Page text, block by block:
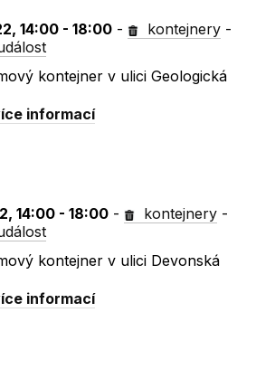
14:00 - 18:00 - kontejnery -
kontejner v ulici Geologická
informací
14:00 - 18:00 - kontejnery -
kontejner v ulici Devonská
informací